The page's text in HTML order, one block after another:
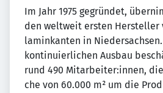
Im Jahr 1975 gegründet,
den weltweit ersten
laminkanten in
kontinuierlichen Ausbau
rund 490 Mitarbeiter:innen,
che von 60.000 m² um die